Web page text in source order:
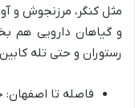
مثل کنگر، مرزنجوش و
و گیاهان دارویی هم
رستوران و حتی تله